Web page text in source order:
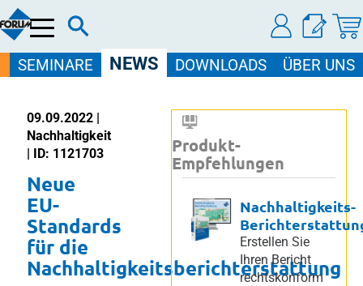
Menü
SEMINARE NEWS DOWNLOADS ÜBER UNS
09.09.2022 |
Nachhaltigkeit
| ID: 1121703
Neue
EU-
Standards
für die
Nachhaltigkeitsberichterstattung
Produkt-
Empfehlungen
Nachhaltigkeits-
Erstellen Sie
Ihren Bericht
rechtskonform